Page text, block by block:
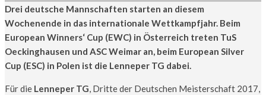
Drei deutsche Mannschaften starten an diesem
Wochenende in das internationale Wettkampfjahr. Beim
European Winners‘ Cup (EWC) in Österreich treten TuS
Oeckinghausen und ASC Weimar an, beim European Silver
Cup (ESC) in Polen ist die Lenneper TG dabei.
Für die Lenneper TG, Dritte der Deutschen Meisterschaft 2017,